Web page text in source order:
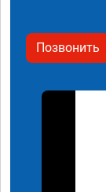
Позвонить